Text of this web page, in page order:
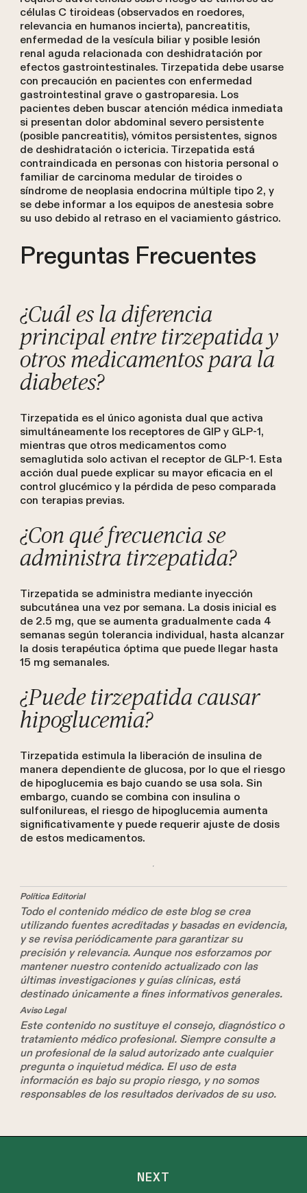
células C tiroideas (observados en roedores,
relevancia en humanos incierta), pancreatitis,
enfermedad de la vesícula biliar y posible lesión
renal aguda relacionada con deshidratación por
efectos gastrointestinales. Tirzepatida debe usarse
con precaución en pacientes con enfermedad
gastrointestinal grave o gastroparesia. Los
pacientes deben buscar atención médica inmediata
si presentan dolor abdominal severo persistente
(posible pancreatitis), vómitos persistentes, signos
de deshidratación o ictericia. Tirzepatida está
contraindicada en personas con historia personal o
familiar de carcinoma medular de tiroides o
síndrome de neoplasia endocrina múltiple tipo 2, y
se debe informar a los equipos de anestesia sobre
su uso debido al retraso en el vaciamiento gástrico.
Preguntas Frecuentes
¿Cuál es la diferencia
principal entre tirzepatida y
otros medicamentos para la
diabetes?
Tirzepatida es el único agonista dual que activa
simultáneamente los receptores de GIP y GLP-1,
mientras que otros medicamentos como
semaglutida solo activan el receptor de GLP-1. Esta
acción dual puede explicar su mayor eficacia en el
control glucémico y la pérdida de peso comparada
con terapias previas.
¿Con qué frecuencia se
administra tirzepatida?
Tirzepatida se administra mediante inyección
subcutánea una vez por semana. La dosis inicial es
de 2.5 mg, que se aumenta gradualmente cada 4
semanas según tolerancia individual, hasta alcanzar
la dosis terapéutica óptima que puede llegar hasta
15 mg semanales.
¿Puede tirzepatida causar
hipoglucemia?
Tirzepatida estimula la liberación de insulina de
manera dependiente de glucosa, por lo que el riesgo
de hipoglucemia es bajo cuando se usa sola. Sin
embargo, cuando se combina con insulina o
sulfonilureas, el riesgo de hipoglucemia aumenta
significativamente y puede requerir ajuste de dosis
de estos medicamentos.
Política Editorial
Todo el contenido médico de este blog se crea
utilizando fuentes acreditadas y basadas en evidencia,
y se revisa periódicamente para garantizar su
precisión y relevancia. Aunque nos esforzamos por
mantener nuestro contenido actualizado con las
últimas investigaciones y guías clínicas, está
destinado únicamente a fines informativos generales.
Aviso Legal
Este contenido no sustituye el consejo, diagnóstico o
tratamiento médico profesional. Siempre consulte a
un profesional de la salud autorizado ante cualquier
pregunta o inquietud médica. El uso de esta
información es bajo su propio riesgo, y no somos
responsables de los resultados derivados de su uso.
NEXT